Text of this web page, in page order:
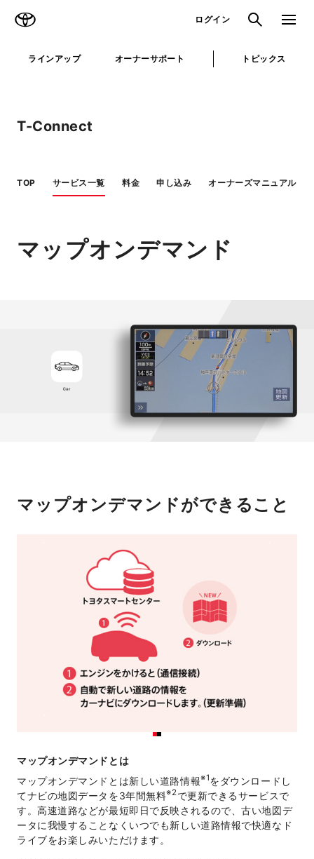
ログイン 検索 メニュ
ラインアップ オーナーサポート トピックス
T-Connect
TOP サービス一覧 料金 申し込み オーナーズマニュアル
マップオンデマンド
マップオンデマンドができること
マップオンデマンドとは
マップオンデマンドとは新しい道路情報※1をダウンロードし
てナビの地図データを3年間無料※2で更新できるサービスで
す。高速道路などが最短即日で反映されるので、古い地図デ
ータに我慢することなくいつでも新しい道路情報で快適なド
ライブをお楽しみいただけます。